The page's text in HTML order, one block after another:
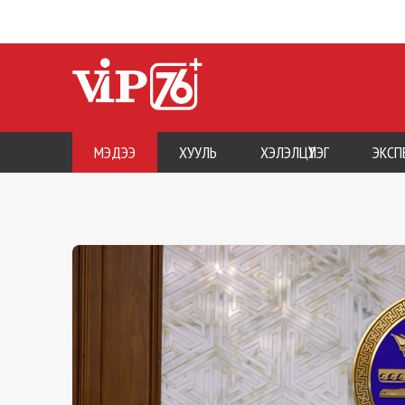
МЭДЭЭ ХУУЛЬ ХЭЛЭЛЦҮҮЛЭГ